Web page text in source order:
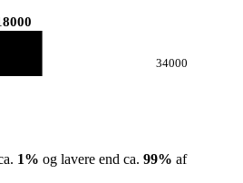
34000
1% og lavere end ca. 99% af